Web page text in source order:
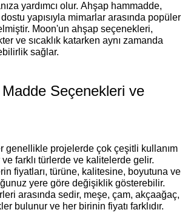
yardımcı olur. Ahşap hammadde,
yapısıyla mimarlar arasında popüler
Moon'un ahşap seçenekleri,
ve sıcaklık katarken aynı zamanda
sağlar.
Seçenekleri ve
genellikle projelerde çok çeşitli kullanım
farklı türlerde ve kalitelerde gelir.
fiyatları, türüne, kalitesine, boyutuna ve
yere göre değişiklik gösterebilir.
arasında sedir, meşe, çam, akçaağaç,
bulunur ve her birinin fiyatı farklıdır.